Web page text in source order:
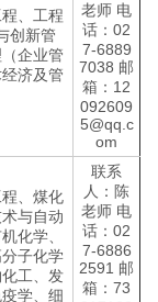
、工程
创新管
企业管
济及管
老师 电
话：02
7-6889
7038 邮
箱：12
092609
5@qq.c
om
、煤化
与自动
化学、
子化学
工、发
学、细
联系
人：陈
老师 电
话：02
7-6886
2591 邮
箱：73